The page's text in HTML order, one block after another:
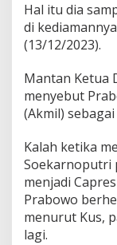
Hal itu dia
di
(13/12/2023).
Mantan Ketua
menyebut
(Akmil)
Kalah ketika
Soekarnoputri
menjadi
Prabowo
menurut Kus,
lagi.